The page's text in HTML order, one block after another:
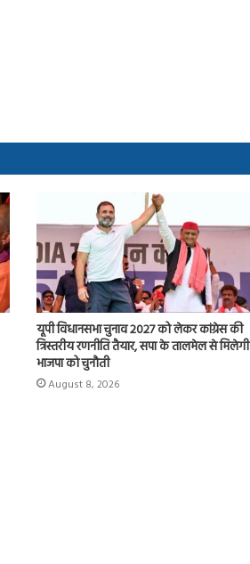
यूपी विधानसभा चुनाव 2027 को लेकर कांग्रेस की
त्रिस्तरीय रणनीति तैयार, सपा के तालमेल से मिलेगी
भाजपा को चुनौती
August 8, 2026